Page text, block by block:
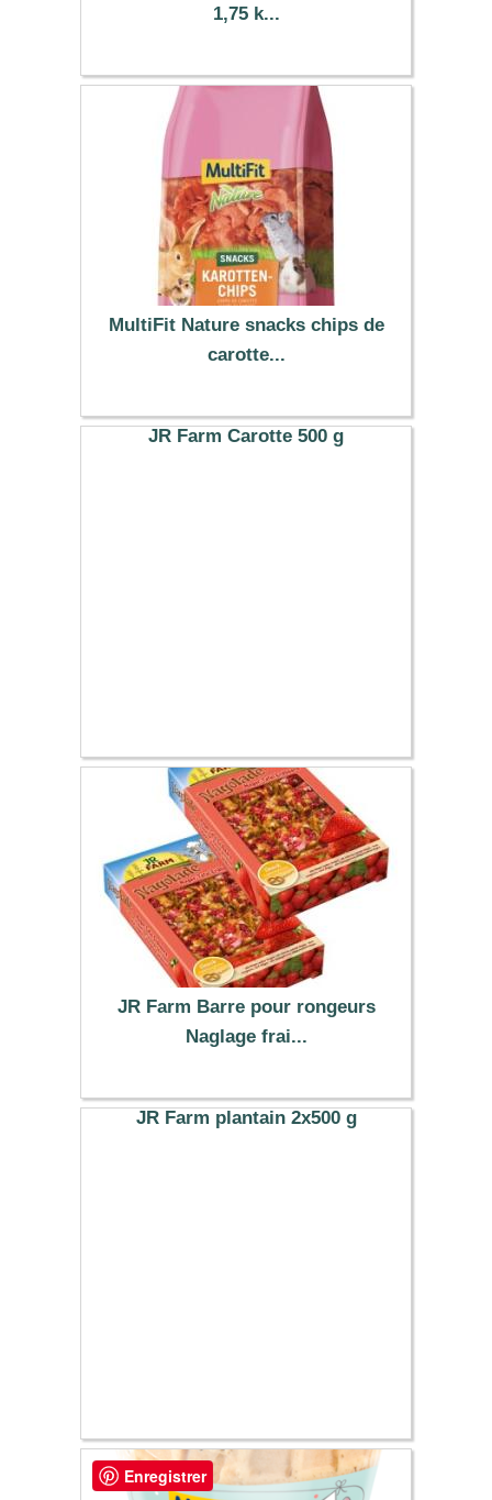
1,75 k...
10.19 €
MultiFit Nature snacks chips de
carotte...
3.99 €
JR Farm Carotte 500 g
JR Farm Barre pour rongeurs
Naglage frai...
5.79 €
JR Farm plantain 2x500 g
Enregistrer